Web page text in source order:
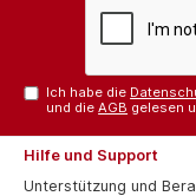
Ich habe die
und dieAGB gelesen
Hilfe und Support
Unterstützung und